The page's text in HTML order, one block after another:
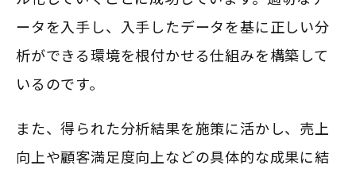
ータを入手し、入手したデータを基に正しい分
析ができる環境を根付かせる仕組みを構築して
いるのです。
また、得られた分析結果を施策に活かし、売上
向上や顧客満足度向上などの具体的な成果に結